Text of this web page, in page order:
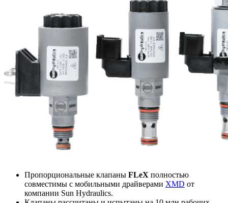
Пропорциональные клапаны FLeX полностью
совместимы с мобильными драйверами XMD от
компании Sun Hydraulics.